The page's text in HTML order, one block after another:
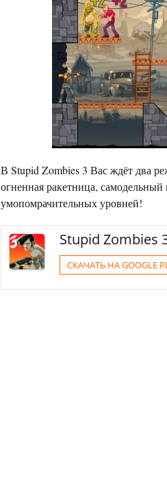
В Stupid Zombies 3 Вас ждёт два
огненная ракетница,
умопомрачительных уровней!
Stupid Zombies
СКАЧАТЬ НА GOOGLE